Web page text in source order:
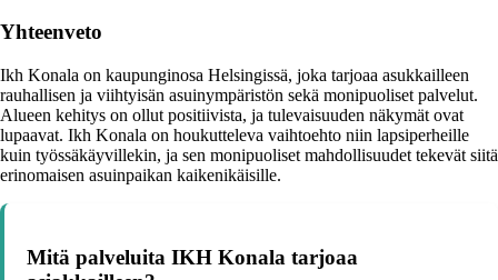
Yhteenveto
Ikh Konala on kaupunginosa Helsingissä, joka tarjoaa asukkailleen
rauhallisen ja viihtyisän asuinympäristön sekä monipuoliset palvelut.
Alueen kehitys on ollut positiivista, ja tulevaisuuden näkymät ovat
lupaavat. Ikh Konala on houkutteleva vaihtoehto niin lapsiperheille
kuin työssäkäyvillekin, ja sen monipuoliset mahdollisuudet tekevät siitä
erinomaisen asuinpaikan kaikenikäisille.
Mitä palveluita IKH Konala tarjoaa